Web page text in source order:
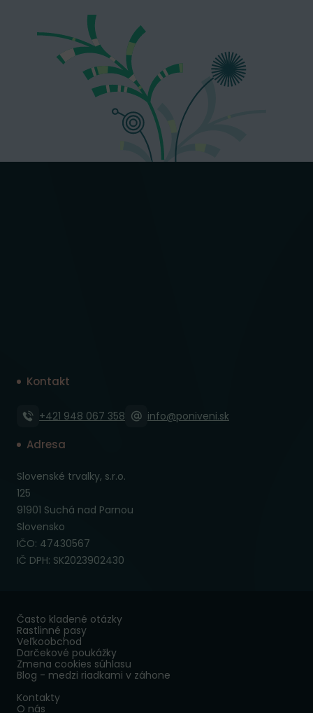
Kontakt
+421 948 067 358 info@poniveni.sk
Adresa
Slovenské trvalky, s.r.o.
125
91901 Suchá nad Parnou
Slovensko
IČO: 47430567
IČ DPH: SK2023902430
Často kladené otázky
Rastlinné pasy
Veľkoobchod
Darčekové poukážky
Zmena cookies súhlasu
Blog - medzi riadkami v záhone
Kontakty
O nás